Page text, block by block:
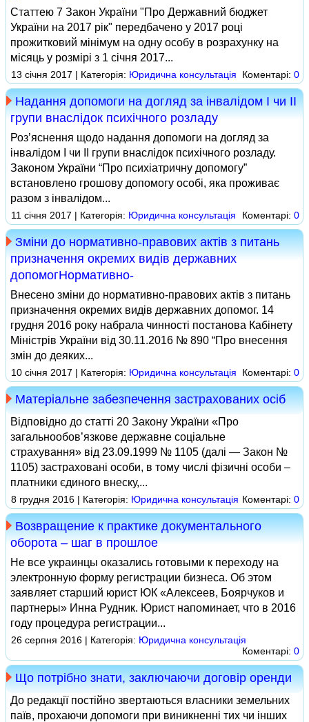
Статтею 7 Закон України "Про Державний бюджет
України на 2017 рік" передбачено у 2017 році
прожитковий мінімум на одну особу в розрахунку на
місяць у розмірі з 1 січня 2017...
13 січня 2017 | Категорія: Юридична консультація Коментарі: 0
Надання допомоги на догляд за інвалідом І чи ІІ
групи внаслідок психічного розладу
Роз’яснення щодо надання допомоги на догляд за
інвалідом І чи ІІ групи внаслідок психічного розладу.
Законом України “Про психіатричну допомогу”
встановлено грошову допомогу особі, яка проживає
разом з інвалідом...
11 січня 2017 | Категорія: Юридична консультація Коментарі: 0
Зміни до нормативно-правових актів з питань
призначення окремих видів державних
допомогНормативно-
Внесено зміни до нормативно-правових актів з питань
призначення окремих видів державних допомог. 14
грудня 2016 року набрала чинності постанова Кабінету
Міністрів України від 30.11.2016 № 890 “Про внесення
змін до деяких...
10 січня 2017 | Категорія: Юридична консультація Коментарі: 0
Матеріальне забезпечення застрахованих осіб
Відповідно до статті 20 Закону України «Про
загальнообов’язкове державне соціальне
страхування» від 23.09.1999 № 1105 (далі — Закон №
1105) застраховані особи, в тому числі фізичні особи –
платники єдиного внеску,...
8 грудня 2016 | Категорія: Юридична консультація Коментарі: 0
Возвращение к практике документального
оборота – шаг в прошлое
Не все украинцы оказались готовыми к переходу на
электронную форму регистрации бизнеса. Об этом
заявляет старший юрист ЮК «Алексеев, Боярчуков и
партнеры» Инна Рудник. Юрист напоминает, что в 2016
году процедура регистрации...
26 серпня 2016 | Категорія: Юридична консультація
Коментарі: 0
Що потрібно знати, заключаючи договір оренди
До редакції постійно звертаються власники земельних
паїв, прохаючи допомоги при виникненні тих чи інших